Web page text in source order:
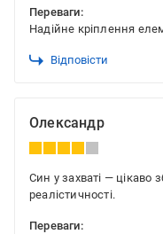
Переваги:
Надійне кріплення
Відповісти
Олександр
Син у захваті — цікаво
реалістичності.
Переваги: